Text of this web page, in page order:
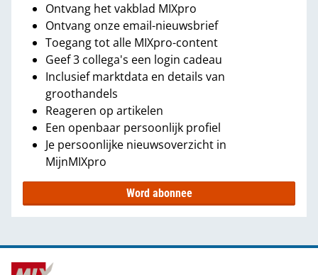
Ontvang het vakblad MIXpro
Ontvang onze email-nieuwsbrief
Toegang tot alle MIXpro-content
Geef 3 collega's een login cadeau
Inclusief marktdata en details van
groothandels
Reageren op artikelen
Een openbaar persoonlijk profiel
Je persoonlijke nieuwsoverzicht in
MijnMIXpro
Word abonnee